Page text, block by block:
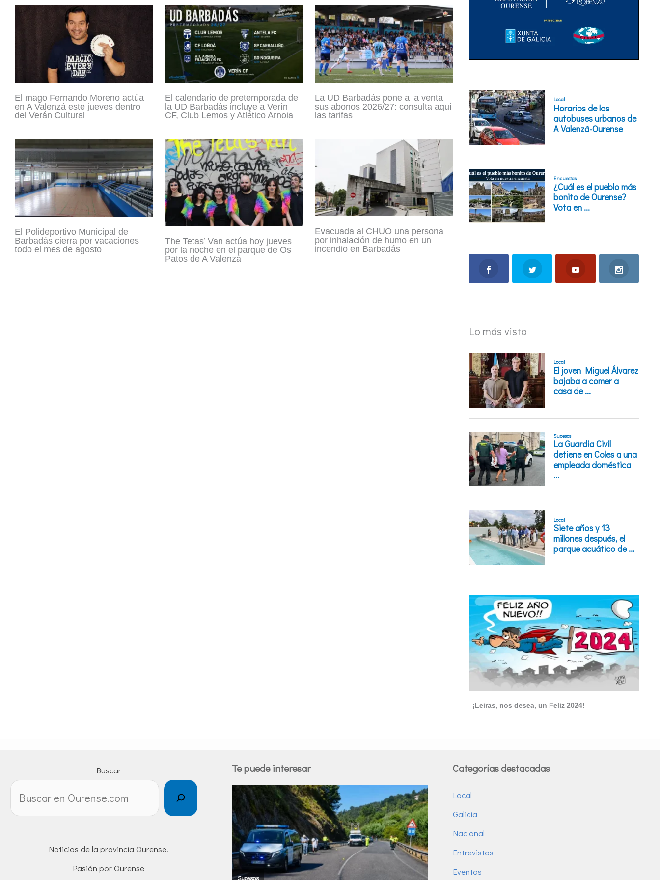
El mago Fernando Moreno actúa
en A Valenzá este jueves dentro
del Verán Cultural
El calendario de pretemporada de
la UD Barbadás incluye a Verín
CF, Club Lemos y Atlético Arnoia
La UD Barbadás pone a la venta
sus abonos 2026/27: consulta aquí
las tarifas
El Polideportivo Municipal de
Barbadás cierra por vacaciones
todo el mes de agosto
The Tetas’ Van actúa hoy jueves
por la noche en el parque de Os
Patos de A Valenzá
Evacuada al CHUO una persona
por inhalación de humo en un
incendio en Barbadás
Lo más visto
¡Leiras, nos desea, un Feliz 2024!
Buscar
Noticias de la provincia Ourense.
Pasión por Ourense
Te puede interesar Categorías destacadas
Local
Galicia
Nacional
Entrevistas
Eventos